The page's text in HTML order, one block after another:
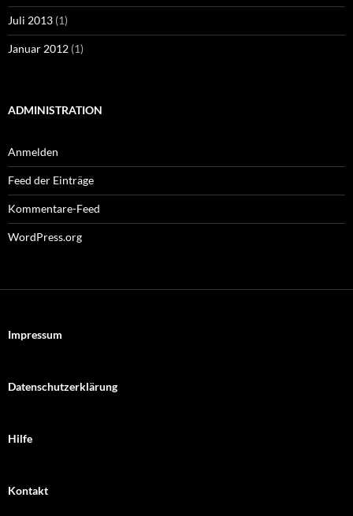
Juli 2013 (1)
Januar 2012 (1)
ADMINISTRATION
Anmelden
Feed der Einträge
Kommentare-Feed
WordPress.org
Impressum
Datenschutzerklärung
Hilfe
Kontakt